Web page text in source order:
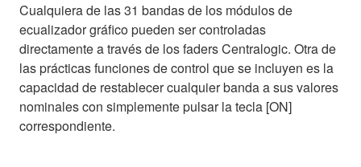
Cualquiera de las 31 bandas de los módulos de
ecualizador gráfico pueden ser controladas
directamente a través de los faders Centralogic. Otra de
las prácticas funciones de control que se incluyen es la
capacidad de restablecer cualquier banda a sus valores
nominales con simplemente pulsar la tecla [ON]
correspondiente.